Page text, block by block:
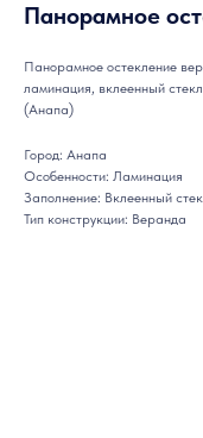
Панорамное
Панорамное остекление
ламинация, вклеенный
(Анапа)
Город: Анапа
Особенности: Ламинация
Заполнение: Вклеенный
Тип конструкции: Веранда